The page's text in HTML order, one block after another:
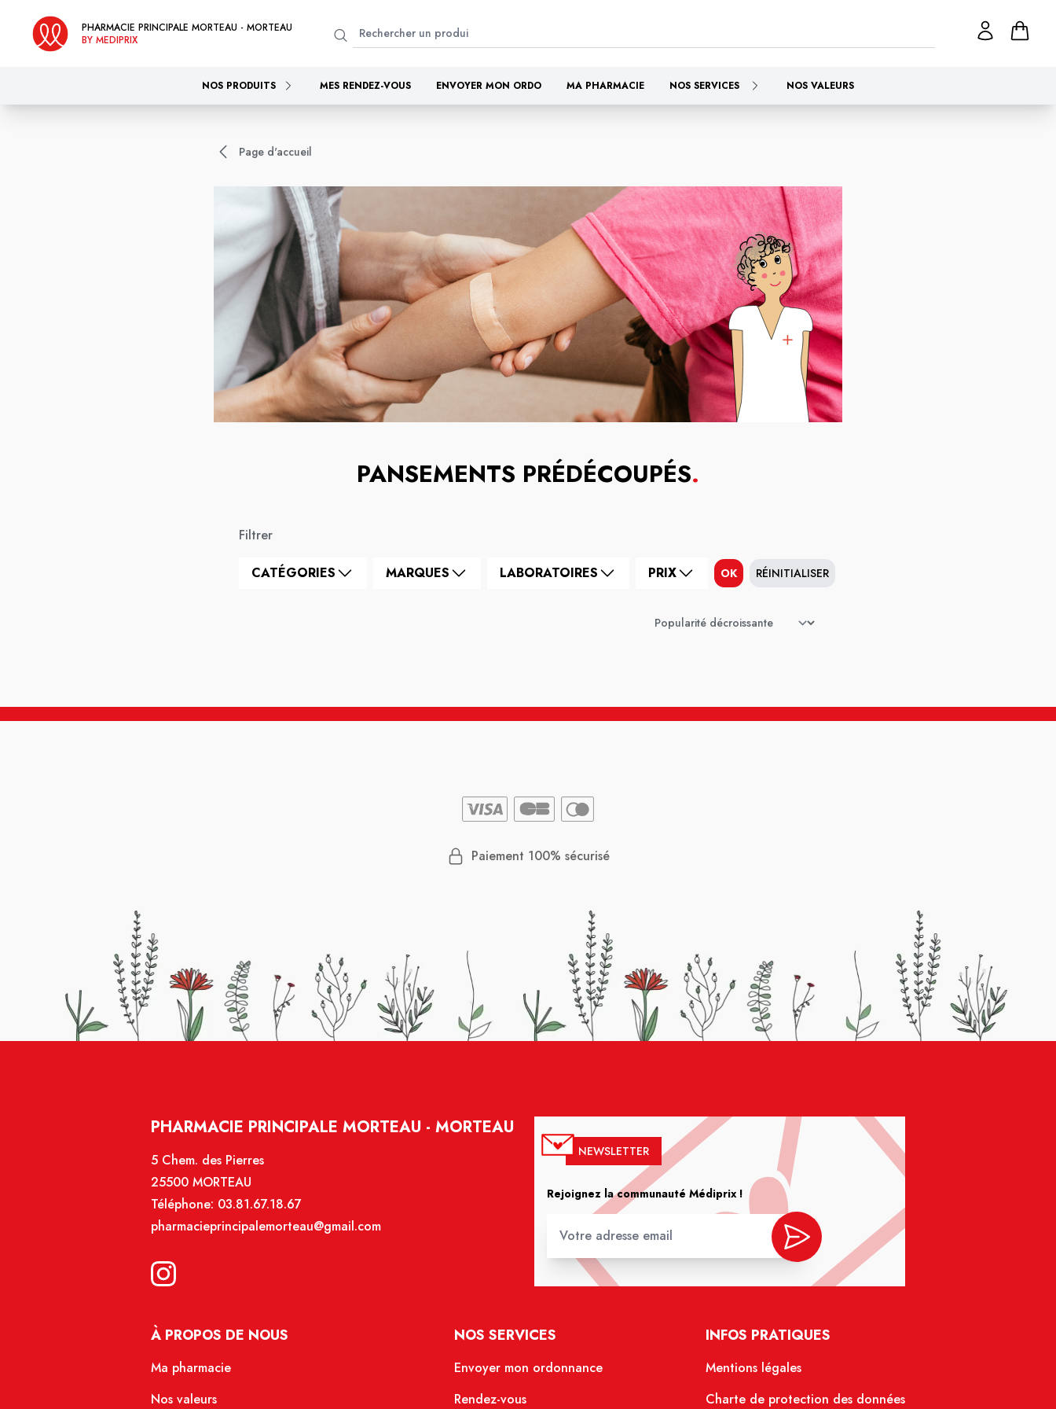
PHARMACIE PRINCIPALE MORTEAU - MORTEAU
BY MEDIPRIX
NOS PRODUITS MES RENDEZ-VOUS ENVOYER MON ORDO MA PHARMACIE NOS SERVICES NOS VALEURS
Page d'accueil
PANSEMENTS PRÉDÉCOUPÉS.
Filtrer
CATÉGORIES MARQUES LABORATOIRES PRIX OK RÉINITIALISER
Paiement 100% sécurisé
PHARMACIE PRINCIPALE MORTEAU - MORTEAU
5 Chem. des Pierres
25500 MORTEAU
Téléphone: 03.81.67.18.67
pharmacieprincipalemorteau@gmail.com
NEWSLETTER
Rejoignez la communauté Médiprix !
À PROPOS DE NOUS
Ma pharmacie
Nos valeurs
NOS SERVICES
Envoyer mon ordonnance
Rendez-vous
INFOS PRATIQUES
Mentions légales
Charte de protection des données